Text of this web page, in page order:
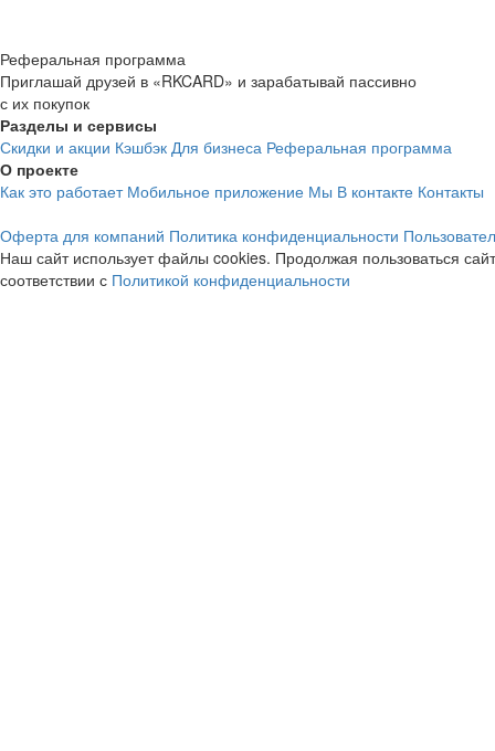
Реферальная программа
Приглашай друзей в «RKCARD» и зарабатывай пассивно
с их покупок
Разделы и сервисы
Скидки и акции Кэшбэк Для бизнеса Реферальная программа
О проекте
Как это работает Мобильное приложение Мы В контакте Контакты
Оферта для компаний Политика конфиденциальности
Наш сайт использует файлы cookies. Продолжая пользоваться
соответствии с Политикой конфиденциальности